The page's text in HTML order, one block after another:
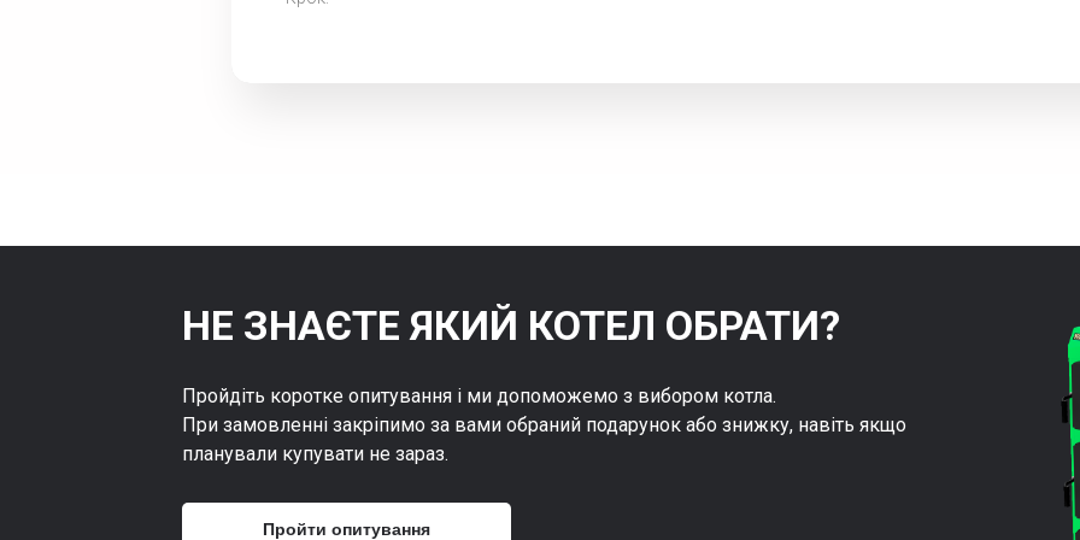
НЕ ЗНАЄТЕ ЯКИЙ КОТЕЛ ОБРАТИ?
Пройдіть коротке опитування і ми допоможемо з вибором котла.
При замовленні закріпимо за вами обраний подарунок або знижку, навіть якщо
планували купувати не зараз.
Пройти опитування